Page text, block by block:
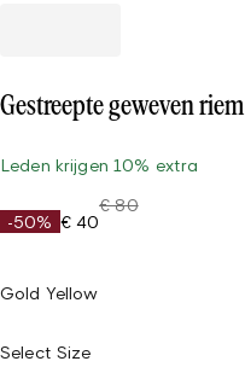
Gestreepte geweven riem
Leden krijgen 10% extra
-50% € 40
€ 80
Gold Yellow
Select Size